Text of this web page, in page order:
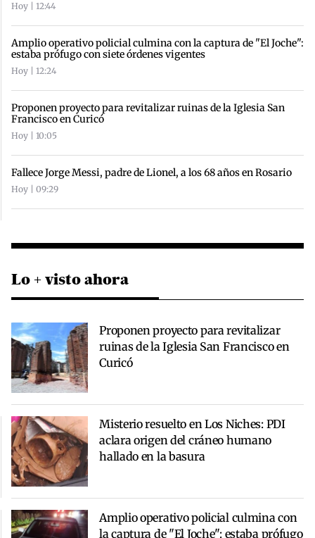
Hoy | 12:44
Amplio operativo policial culmina con la captura de "El Joche":
estaba prófugo con siete órdenes vigentes
Hoy | 12:24
Proponen proyecto para revitalizar ruinas de la Iglesia San
Francisco en Curicó
Hoy | 10:05
Fallece Jorge Messi, padre de Lionel, a los 68 años en Rosario
Hoy | 09:29
Lo + visto ahora
Proponen proyecto para revitalizar
ruinas de la Iglesia San Francisco en
Curicó
Misterio resuelto en Los Niches: PDI
aclara origen del cráneo humano
hallado en la basura
Amplio operativo policial culmina con
la captura de "El Joche": estaba prófugo